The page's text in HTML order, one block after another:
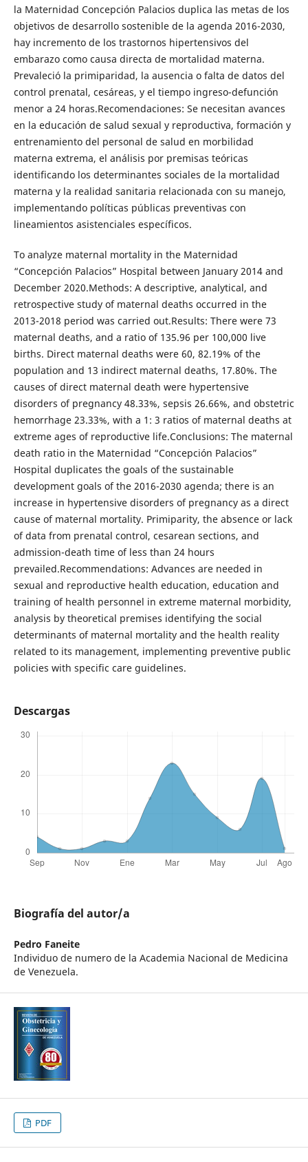
la Maternidad Concepción Palacios duplica las metas de los
objetivos de desarrollo sostenible de la agenda 2016-2030,
hay incremento de los trastornos hipertensivos del
embarazo como causa directa de mortalidad materna.
Prevaleció la primiparidad, la ausencia o falta de datos del
control prenatal, cesáreas, y el tiempo ingreso-defunción
menor a 24 horas.Recomendaciones: Se necesitan avances
en la educación de salud sexual y reproductiva, formación y
entrenamiento del personal de salud en morbilidad
materna extrema, el análisis por premisas teóricas
identificando los determinantes sociales de la mortalidad
materna y la realidad sanitaria relacionada con su manejo,
implementando políticas públicas preventivas con
lineamientos asistenciales específicos.
To analyze maternal mortality in the Maternidad
“Concepción Palacios” Hospital between January 2014 and
December 2020.Methods: A descriptive, analytical, and
retrospective study of maternal deaths occurred in the
2013-2018 period was carried out.Results: There were 73
maternal deaths, and a ratio of 135.96 per 100,000 live
births. Direct maternal deaths were 60, 82.19% of the
population and 13 indirect maternal deaths, 17.80%. The
causes of direct maternal death were hypertensive
disorders of pregnancy 48.33%, sepsis 26.66%, and obstetric
hemorrhage 23.33%, with a 1: 3 ratios of maternal deaths at
extreme ages of reproductive life.Conclusions: The maternal
death ratio in the Maternidad “Concepción Palacios”
Hospital duplicates the goals of the sustainable
development goals of the 2016-2030 agenda; there is an
increase in hypertensive disorders of pregnancy as a direct
cause of maternal mortality. Primiparity, the absence or lack
of data from prenatal control, cesarean sections, and
admission-death time of less than 24 hours
prevailed.Recommendations: Advances are needed in
sexual and reproductive health education, education and
training of health personnel in extreme maternal morbidity,
analysis by theoretical premises identifying the social
determinants of maternal mortality and the health reality
related to its management, implementing preventive public
policies with specific care guidelines.
Descargas
Biografía del autor/a
Pedro Faneite
Individuo de numero de la Academia Nacional de Medicina
de Venezuela.
PDF